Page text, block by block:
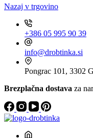
Nazaj v trgovino
+386 05 995 90 39
info@drobtinka.si
Pongrac 101, 3302
Brezplačna dostava za